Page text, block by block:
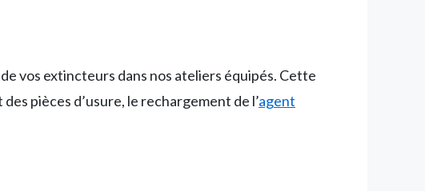
vos extincteurs dans nos ateliers équipés. Cette
pièces d’usure, le rechargement de l’agent